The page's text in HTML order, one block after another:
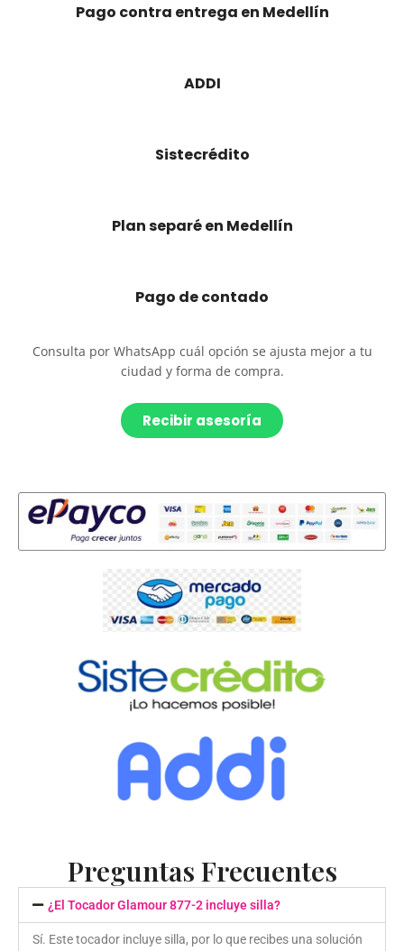
Pago contra entrega en Medellín
ADDI
Sistecrédito
Plan separé en Medellín
Pago de contado
Consulta por WhatsApp cuál opción se ajusta mejor a tu
ciudad y forma de compra.
Recibir asesoría
Preguntas Frecuentes
¿El Tocador Glamour 877-2 incluye silla?
Sí. Este tocador incluye silla, por lo que recibes una solución